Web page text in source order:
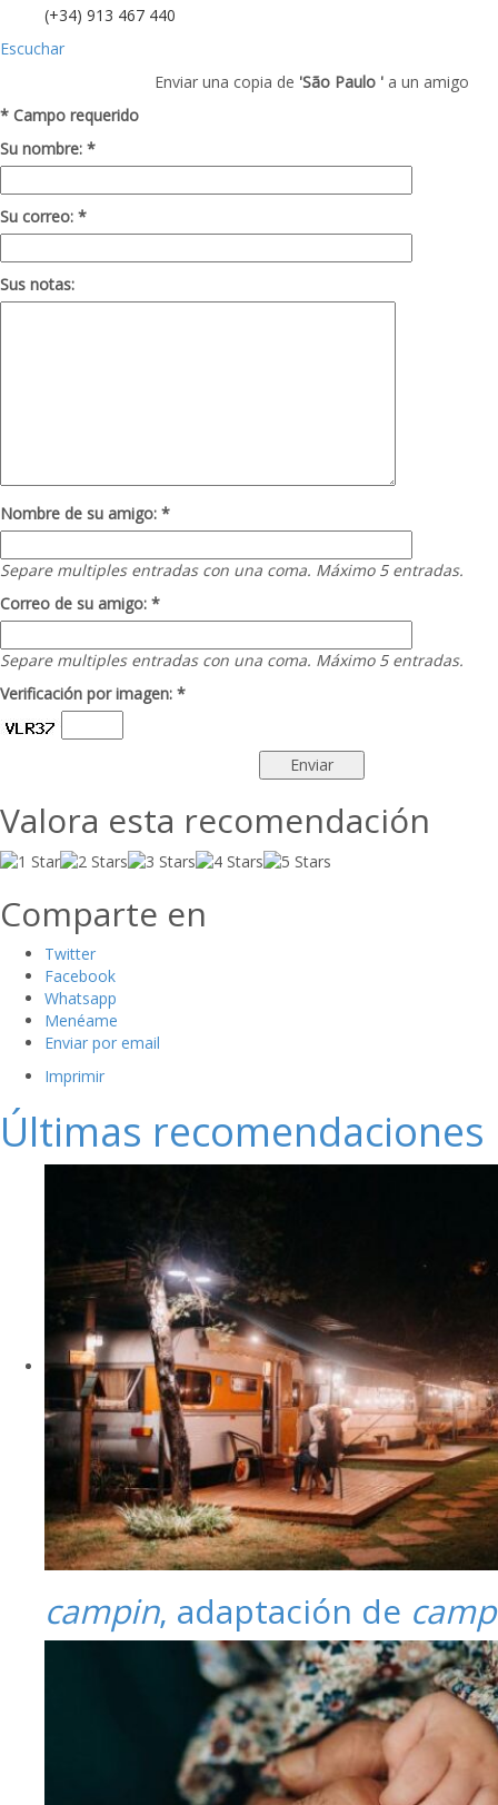
(+34) 913 467 440
Escuchar
Enviar una copia de 'São Paulo 'a un amigo
* Campo requerido
Su nombre: *
Su correo: *
Sus notas:
Nombre de su amigo: *
Separe multiples entradas con una coma. Máximo 5 entradas.
Correo de su amigo: *
Separe multiples entradas con una coma. Máximo 5 entradas.
Verificación por imagen: *
Valora esta recomendación
Comparte en
Twitter
Facebook
Whatsapp
Menéame
Enviar por email
Imprimir
Últimas recomendaciones
campin, adaptación de